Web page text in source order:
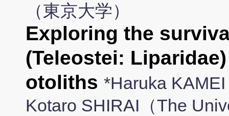
（東京大学）
Exploring the
(Teleostei:
otoliths *Haruka
Kotaro SHIRAI（The